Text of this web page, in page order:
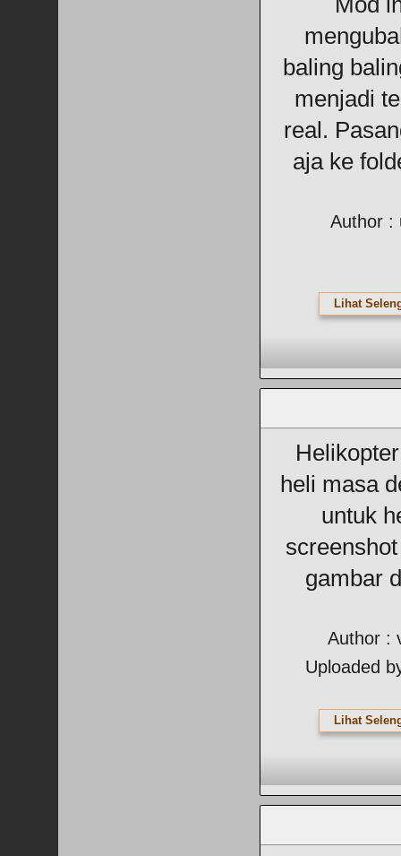
baling
menjadi
real.
aja ke
Author :
Lihat
heli masa
untuk
gambar
Author :
Uploaded
Lihat